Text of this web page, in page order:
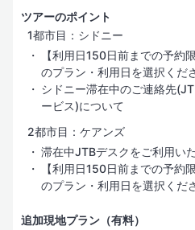
ツアーのポイント
1都市目：シドニー
【利用日150日前までの予約
のプラン・利用日を選択くだ
シドニー滞在中のご連絡先
ービス)について
2都市目：ケアンズ
滞在中JTBデスクをご利用い
【利用日150日前までの予約
のプラン・利用日を選択くだ
追加現地プラン（有料）